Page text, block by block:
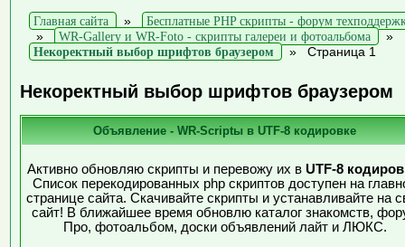
Главная сайта
»
Бесплатные PHP скрипты - форум
»
WR-Gallery и WR-Foto - скрипты галереи и фотоальбома
»
Некоректный выбор шрифтов браузером
» Страница 1
Некоректный выбор шрифтов браузером
Объявление - WR-Scriptы в UTF-8 кодировке
Активно обновляю скрипты и перевожу их в UTF-8
Список перекодированных php скриптов доступен на
странице сайта. Скачивайте скрипты и устанавливайте на
сайт! В ближайшее время обновлю каталог знакомств,
Про, фотоальбом, доски объявлений лайт и ЛЮКС.